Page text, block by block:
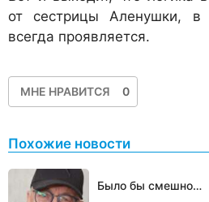
от сестрицы Аленушки, в
всегда проявляется.
МНЕ НРАВИТСЯ 0
Похожие новости
Было бы смешно…